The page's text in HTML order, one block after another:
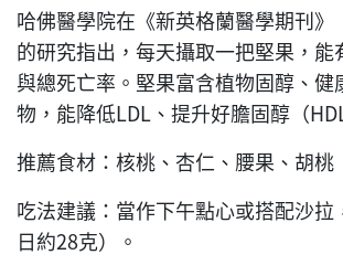
哈佛醫學院在《新英格蘭醫學期刊》
的研究指出，每天攝取一把堅果，能
與總死亡率。堅果富含植物固醇、健
物，能降低LDL、提升好膽固醇（
推薦食材：核桃、杏仁、腰果、胡桃
吃法建議：當作下午點心或搭配沙拉
日約28克）。